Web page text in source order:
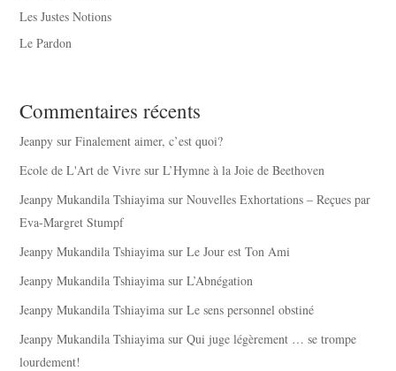
Les Justes Notions
Le Pardon
Commentaires récents
Jeanpy surFinalement aimer, c’est quoi?
Ecole de L'Art de Vivre surL’Hymne à la Joie de Beethoven
Jeanpy Mukandila Tshiayima surNouvelles Exhortations – Reçues par
Eva-Margret Stumpf
Jeanpy Mukandila Tshiayima surLe Jour est Ton Ami
Jeanpy Mukandila Tshiayima surL’Abnégation
Jeanpy Mukandila Tshiayima surLe sens personnel obstiné
Jeanpy Mukandila Tshiayima surQui juge légèrement … se trompe
lourdement!